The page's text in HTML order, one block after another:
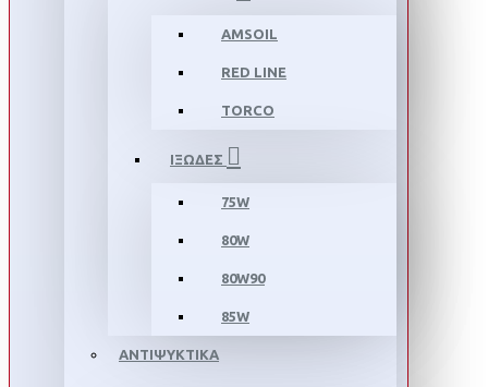
AMSOIL
RED LINE
TORCO
ΙΞΩΔΕΣ
75W
80W
80W90
85W
ΑΝΤΙΨΥΚΤΙΚΑ